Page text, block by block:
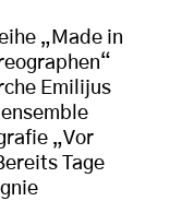
„Made in
Emilijus
„Vor
Tage